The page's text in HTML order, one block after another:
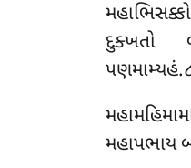
દુક્ખતો
મહાપભાય